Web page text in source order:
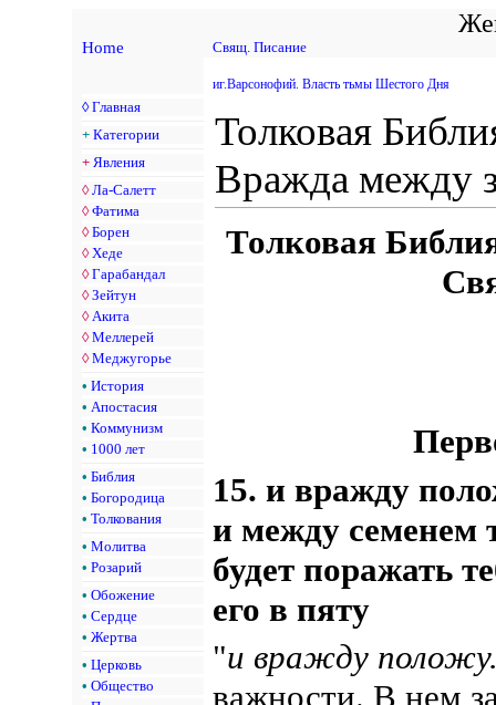
Home Свящ. Писание
◊ Главная
+ Категории
+ Явления
◊ Ла-Салетт
◊ Фатима
◊ Борен
◊ Хеде
◊ Гарабандал
◊ Зейтун
◊ Акита
◊ Меллерей
◊ Меджугорье
• История
• Апостасия
• Коммунизм
• 1000 лет
• Библия
• Богородица
• Толкования
• Молитва
• Розарий
• Обожение
• Сердце
• Жертва
• Церковь
• Общество
иг.Варсонофий. Власть тьмы Шестого Дня
Толковая
Вражда между
Толковая
15. и вражду
и между семенем
будет поражать
его в пяту
"и вражду
важности. В нем